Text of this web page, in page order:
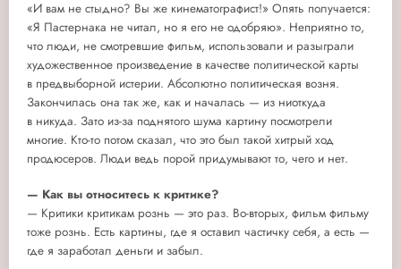
«И вам не стыдно? Вы же кинематографист!» Опять получается:
«Я Пастернака не читал, но я его не одобряю». Неприятно то,
что люди, не смотревшие фильм, использовали и разыграли
художественное произведение в качестве политической карты
в предвыборной истерии. Абсолютно политическая возня.
Закончилась она так же, как и началась — из ниоткуда
в никуда. Зато из-за поднятого шума картину посмотрели
многие. Кто-то потом сказал, что это был такой хитрый ход
продюсеров. Люди ведь порой придумывают то, чего и нет.
— Как вы относитесь к критике?
— Критики критикам рознь — это раз. Во-вторых, фильм фильму
тоже рознь. Есть картины, где я оставил частичку себя, а есть —
где я заработал деньги и забыл.